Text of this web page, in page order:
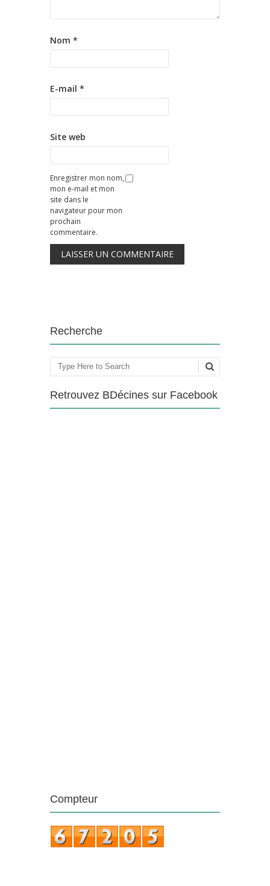
Nom *
E-mail *
Site web
Enregistrer mon nom,
mon e-mail et mon
site dans le
navigateur pour mon
prochain
commentaire.
Recherche
Rechercher
Retrouvez BDécines sur Facebook
Compteur